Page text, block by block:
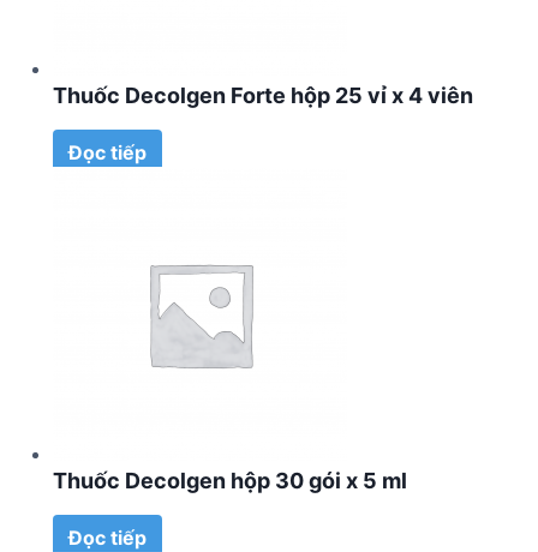
Thuốc Decolgen Forte hộp 25 vỉ x 4 viên
Đọc tiếp
Thuốc Decolgen hộp 30 gói x 5 ml
Đọc tiếp